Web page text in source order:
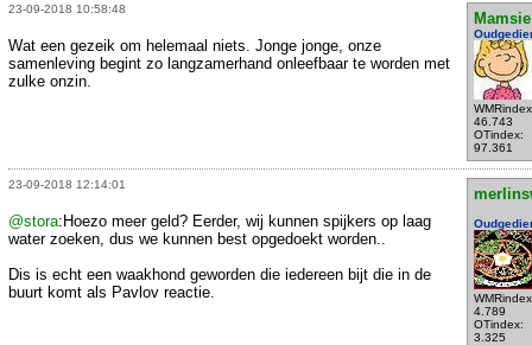
23-09-2018 10:58:48
Mamsie
46.743
OTindex:
97.361
Wat een gezeik om helemaal niets. Jonge jonge, onze
samenleving begint zo langzamerhand onleefbaar te worden met
zulke onzin.
23-09-2018 12:14:01
4.789
OTindex:
3.325
@stora:Hoezo meer geld? Eerder, wij kunnen spijkers op laag
water zoeken, dus we kunnen best opgedoekt worden..
Dis is echt een waakhond geworden die iedereen bijt die in de
buurt komt als Pavlov reactie.